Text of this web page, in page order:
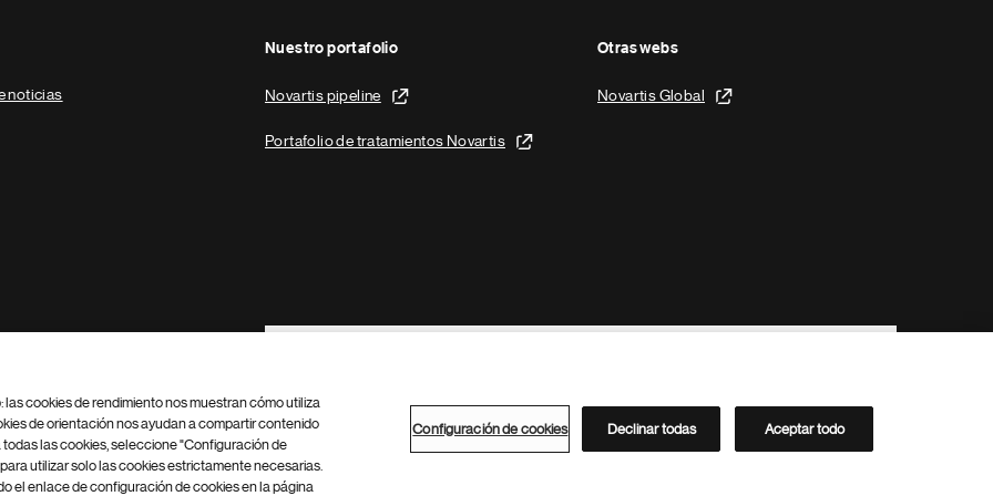
noticias
Nuestro portafolio
Novartis pipeline
Portafolio de tratamientos Novartis
Otras webs
Novartis Global
Footer Site Search
Configuración de cookies Mapa del sitio
Directorio de Novartis
cookies de rendimiento nos muestran cómo utiliza
de orientación nos ayudan a compartir contenido
las cookies, seleccione "Configuración de
utilizar solo las cookies estrictamente necesarias.
el enlace de configuración de cookies en la página
Configuración de cookies Declinar todas Aceptar todo